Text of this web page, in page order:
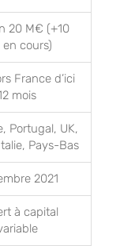
20 M€ (+10
cours)
France d’ici
mois
Portugal, UK,
Pays-Bas
2021
à capital